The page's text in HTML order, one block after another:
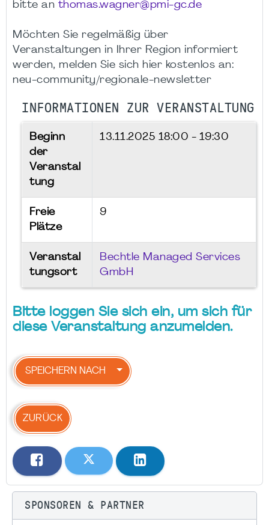
bitte an thomas.wagner@pmi-gc.de
Möchten Sie regelmäßig über
Veranstaltungen in Ihrer Region informiert
werden, melden Sie sich hier kostenlos an:
neu-community/regionale-newsletter
INFORMATIONEN ZUR VERANSTALTUNG
Beginn
der
Veranstal
tung
13.11.2025 18:00 - 19:30
Freie
Plätze
9
Veranstal
tungsort
Bechtle Managed Services
GmbH
Bitte loggen Sie sich ein, um sich für
diese Veranstaltung anzumelden.
SPEICHERN NACH
ZURÜCK
SPONSOREN & PARTNER